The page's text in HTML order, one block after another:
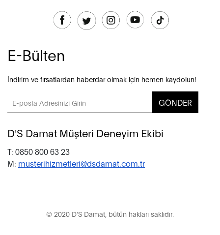
E-Bülten
İndirim ve fırsatlardan haberdar olmak için hemen kaydolun!
GÖNDER
D'S Damat Müşteri Deneyim Ekibi
T: 0850 800 63 23
M: musterihizmetleri@dsdamat.com.tr
© 2020 D’S Damat, bütün hakları saklıdır.